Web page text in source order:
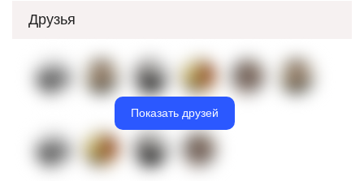
Друзья
Показать друзей